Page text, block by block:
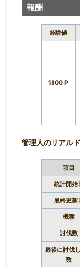
報酬
経験値
1800 P
管理人のリアル
項目
統計開始
最終更新
機種
討伐数
最後に討伐
数